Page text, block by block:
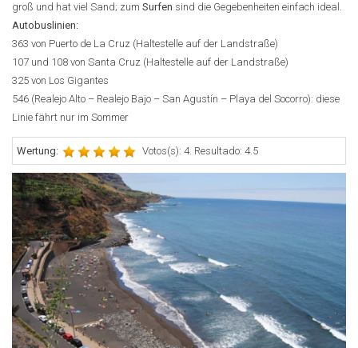
groß und hat viel Sand; zum Surfen sind die Gegebenheiten einfach ideal.
Autobuslinien:
363 von Puerto de La Cruz (Haltestelle auf der Landstraße)
107 und 108 von Santa Cruz (Haltestelle auf der Landstraße)
325 von Los Gigantes
546 (Realejo Alto – Realejo Bajo – San Agustín – Playa del Socorro): diese
Linie fährt nur im Sommer
Wertung: Votos(s): 4. Resultado: 4.5